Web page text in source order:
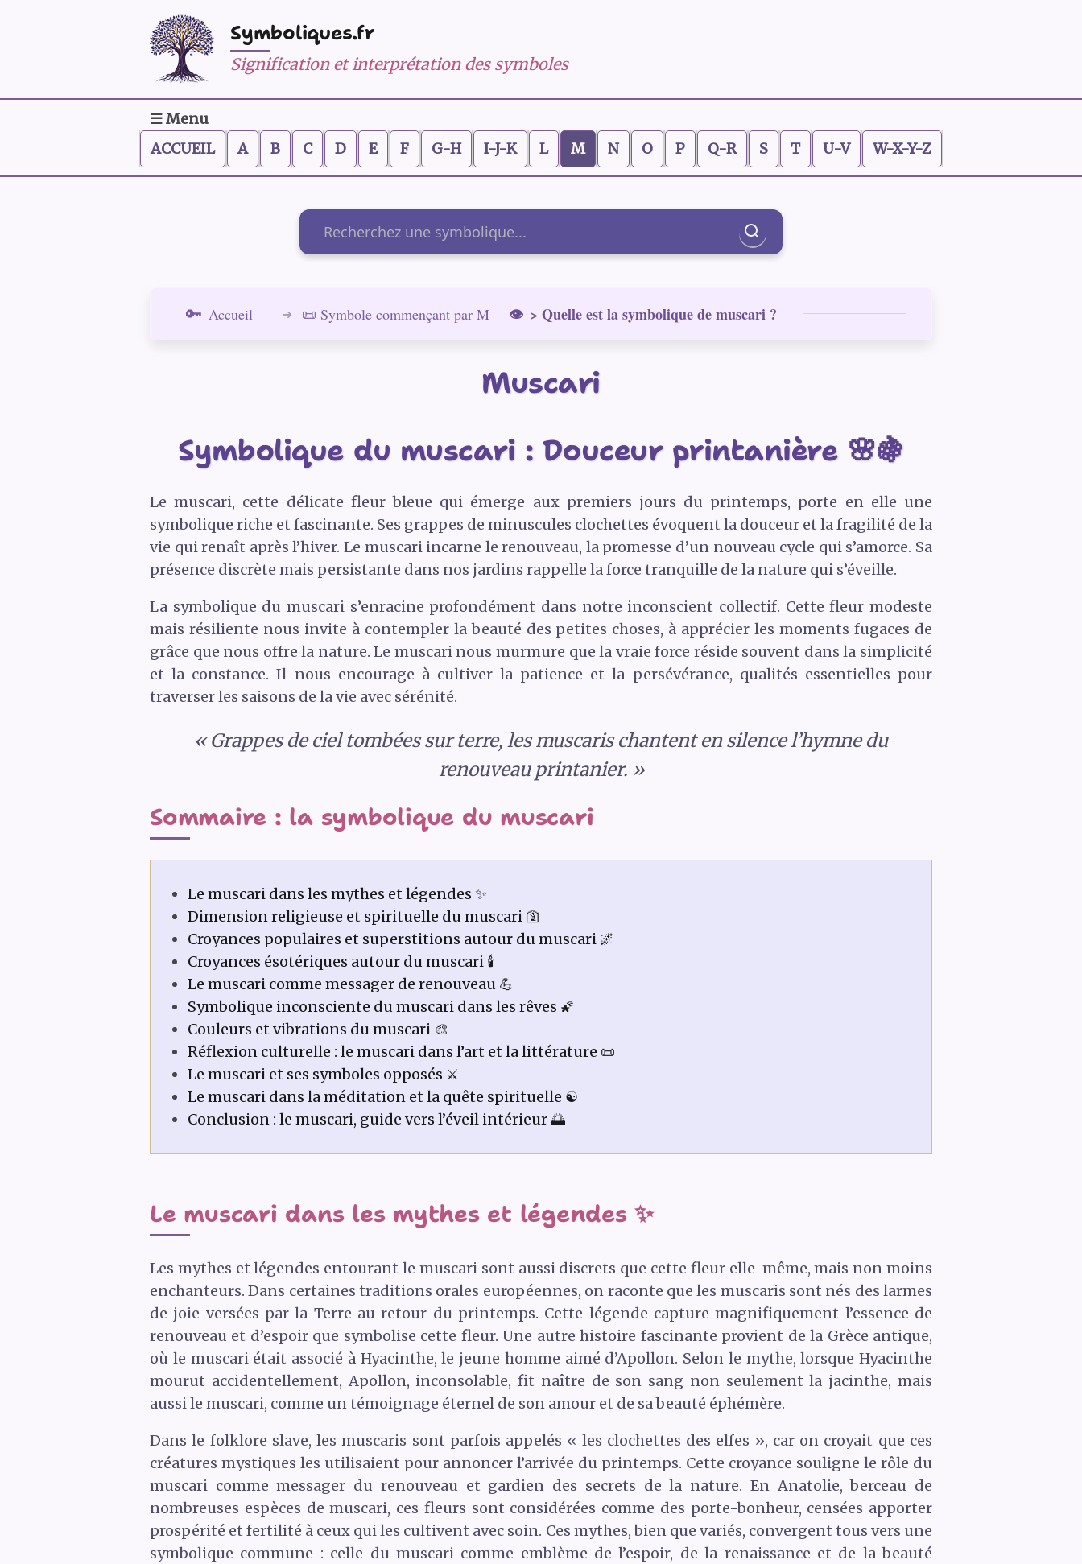
Symboliques.fr
Signification et interprétation des symboles
☰ Menu
ACCUEIL
A B C D E F G-H I-J-K L M N O P Q-R S T U-V W-X-Y-Z
Rechercher
Accueil 📜 Symbole commençant par M > Quelle est la symbolique de muscari ?
Muscari
Symbolique du muscari : Douceur printanière 🌸🍇
Le muscari, cette délicate fleur bleue qui émerge aux premiers jours du printemps, porte en elle une
symbolique riche et fascinante. Ses grappes de minuscules clochettes évoquent la douceur et la fragilité de la
vie qui renaît après l’hiver. Le muscari incarne le renouveau, la promesse d’un nouveau cycle qui s’amorce. Sa
présence discrète mais persistante dans nos jardins rappelle la force tranquille de la nature qui s’éveille.
La symbolique du muscari s’enracine profondément dans notre inconscient collectif. Cette fleur modeste
mais résiliente nous invite à contempler la beauté des petites choses, à apprécier les moments fugaces de
grâce que nous offre la nature. Le muscari nous murmure que la vraie force réside souvent dans la simplicité
et la constance. Il nous encourage à cultiver la patience et la persévérance, qualités essentielles pour
traverser les saisons de la vie avec sérénité.
« Grappes de ciel tombées sur terre, les muscaris chantent en silence l’hymne du
renouveau printanier. »
Sommaire : la symbolique du muscari
Le muscari dans les mythes et légendes ✨
Dimension religieuse et spirituelle du muscari 🛐
Croyances populaires et superstitions autour du muscari 🌌
Croyances ésotériques autour du muscari 🕯️
Le muscari comme messager de renouveau 💪
Symbolique inconsciente du muscari dans les rêves 🌠
Couleurs et vibrations du muscari 🎨
Réflexion culturelle : le muscari dans l’art et la littérature 📜
Le muscari et ses symboles opposés ⚔️
Le muscari dans la méditation et la quête spirituelle ☯️
Conclusion : le muscari, guide vers l’éveil intérieur 🌅
Le muscari dans les mythes et légendes ✨
Les mythes et légendes entourant le muscari sont aussi discrets que cette fleur elle-même, mais non moins
enchanteurs. Dans certaines traditions orales européennes, on raconte que les muscaris sont nés des larmes
de joie versées par la Terre au retour du printemps. Cette légende capture magnifiquement l’essence de
renouveau et d’espoir que symbolise cette fleur. Une autre histoire fascinante provient de la Grèce antique,
où le muscari était associé à Hyacinthe, le jeune homme aimé d’Apollon. Selon le mythe, lorsque Hyacinthe
mourut accidentellement, Apollon, inconsolable, fit naître de son sang non seulement la jacinthe, mais
aussi le muscari, comme un témoignage éternel de son amour et de sa beauté éphémère.
Dans le folklore slave, les muscaris sont parfois appelés « les clochettes des elfes », car on croyait que ces
créatures mystiques les utilisaient pour annoncer l’arrivée du printemps. Cette croyance souligne le rôle du
muscari comme messager du renouveau et gardien des secrets de la nature. En Anatolie, berceau de
nombreuses espèces de muscari, ces fleurs sont considérées comme des porte-bonheur, censées apporter
prospérité et fertilité à ceux qui les cultivent avec soin. Ces mythes, bien que variés, convergent tous vers une
symbolique commune : celle du muscari comme emblème de l’espoir, de la renaissance et de la beauté